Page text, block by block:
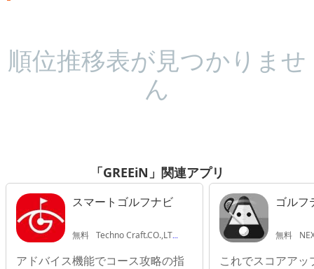
順位推移表が見つかりませ
ん
「GREEiN」関連アプリ
スマートゴルフナビ
無料 Techno Craft.CO.,LTD.
アドバイス機能でコース攻略の指
ゴルフ
無料
これでスコアア